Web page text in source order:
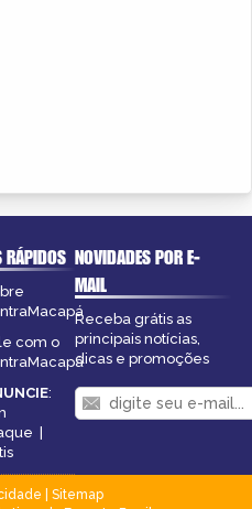
RÁPIDOS
com o
:
|
NOVIDADES POR E-
MAIL
Receba grátis as
principais notícias,
dicas e promoções
Sitemap